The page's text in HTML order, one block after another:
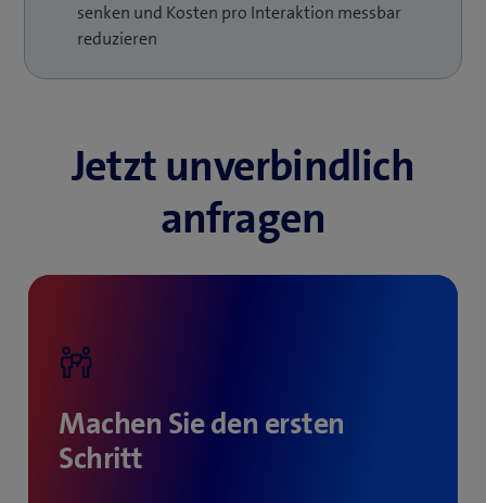
senken und Kosten pro Interaktion messbar
reduzieren
Jetzt unverbindlich
anfragen
Machen Sie den ersten
Schritt